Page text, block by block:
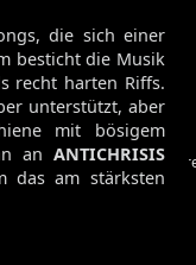
die sich einer
besticht die Musik
recht harten Riffs.
unterstützt, aber
mit bösigem
an ANTICHRISIS
das am stärksten
Gasbrand
Disarray
Maktkamp
Stainless
Hartlight
Grand
Iron Echo